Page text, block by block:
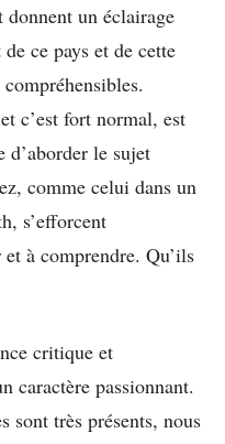
un éclairage
ce pays et de cette
c’est fort normal, est
le sujet
comme celui dans un
s’efforcent
à comprendre. Qu’ils
critique et
caractère passionnant.
sont très présents, nous